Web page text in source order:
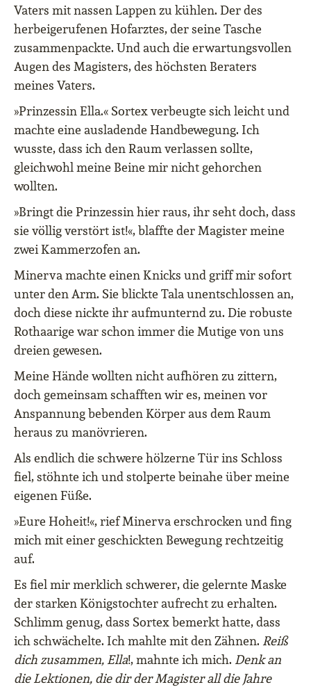
Vaters mit nassen Lappen zu kühlen. Der des
herbeigerufenen Hofarztes, der seine Tasche
zusammenpackte. Und auch die erwartungsvollen
Augen des Magisters, des höchsten Beraters
meines Vaters.
»Prinzessin Ella.« Sortex verbeugte sich leicht und
machte eine ausladende Handbewegung. Ich
wusste, dass ich den Raum verlassen sollte,
gleichwohl meine Beine mir nicht gehorchen
wollten.
»Bringt die Prinzessin hier raus, ihr seht doch, dass
sie völlig verstört ist!«, blaffte der Magister meine
zwei Kammerzofen an.
Minerva machte einen Knicks und griff mir sofort
unter den Arm. Sie blickte Tala unentschlossen an,
doch diese nickte ihr aufmunternd zu. Die robuste
Rothaarige war schon immer die Mutige von uns
dreien gewesen.
Meine Hände wollten nicht aufhören zu zittern,
doch gemeinsam schafften wir es, meinen vor
Anspannung bebenden Körper aus dem Raum
heraus zu manövrieren.
Als endlich die schwere hölzerne Tür ins Schloss
fiel, stöhnte ich und stolperte beinahe über meine
eigenen Füße.
»Eure Hoheit!«, rief Minerva erschrocken und fing
mich mit einer geschickten Bewegung rechtzeitig
auf.
Es fiel mir merklich schwerer, die gelernte Maske
der starken Königstochter aufrecht zu erhalten.
Schlimm genug, dass Sortex bemerkt hatte, dass
ich schwächelte. Ich mahlte mit den Zähnen. Reiß
dich zusammen, Ella!, mahnte ich mich. Denk an
die Lektionen, die dir der Magister all die Jahre